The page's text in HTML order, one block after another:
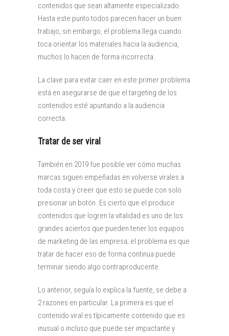
contenidos que sean altamente especializado.
Hasta este punto todos parecen hacer un buen
trabajo, sin embargo, el problema llega cuando
toca orientar los materiales hacia la audiencia,
muchos lo hacen de forma incorrecta.
La clave para evitar caer en este primer problema
está en asegurarse de que el targeting de los
contenidos esté apuntando a la audiencia
correcta.
Tratar de ser viral
También en 2019 fue posible ver cómo muchas
marcas siguen empeñadas en volverse virales a
toda costa y creer que esto se puede con solo
presionar un botón. Es cierto que el producir
contenidos que logren la vitalidad es uno de los
grandes aciertos que pueden tener los equipos
de marketing de las empresa; el problema es que
tratar de hacer eso de forma continua puede
terminar siendo algo contraproducente.
Lo anterior, seguía lo explica la fuente, se debe a
2 razones en particular. La primera es que el
contenido viral es típicamente contenido que es
inusual o incluso que puede ser impactante y